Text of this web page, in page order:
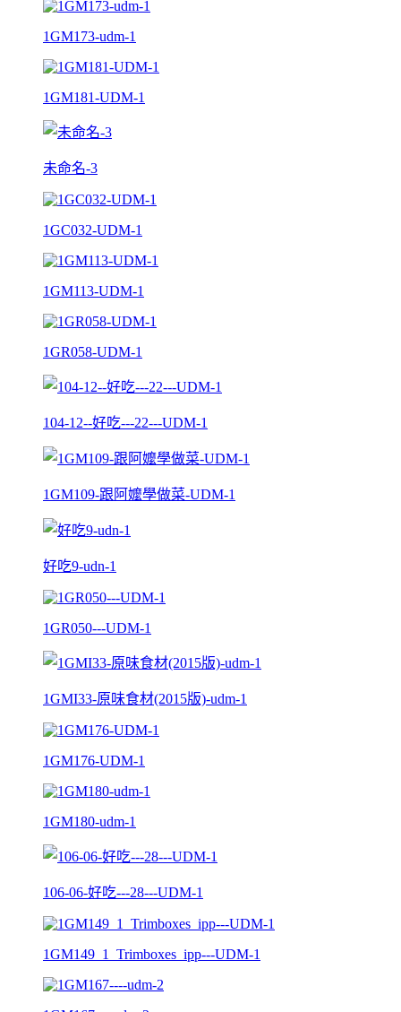
1GM173-udm-1
1GM181-UDM-1
未命名-3
1GC032-UDM-1
1GM113-UDM-1
1GR058-UDM-1
104-12--好吃---22---UDM-1
1GM109-跟阿嬤學做菜-UDM-1
好吃9-udn-1
1GR050---UDM-1
1GMI33-原味食材(2015版)-udm-1
1GM176-UDM-1
1GM180-udm-1
106-06-好吃---28---UDM-1
1GM149_1_Trimboxes_ipp---UDM-1